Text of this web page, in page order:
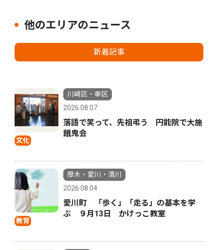
他のエリアのニュース
新着記事
文化
川崎区・幸区
2026.08.07
落語で笑って、先祖弔う 円能院で大施
餓鬼会
教育
厚木・愛川・清川
2026.08.04
愛川町 「歩く」「走る」の基本を学
ぶ ９月13日 かけっこ教室